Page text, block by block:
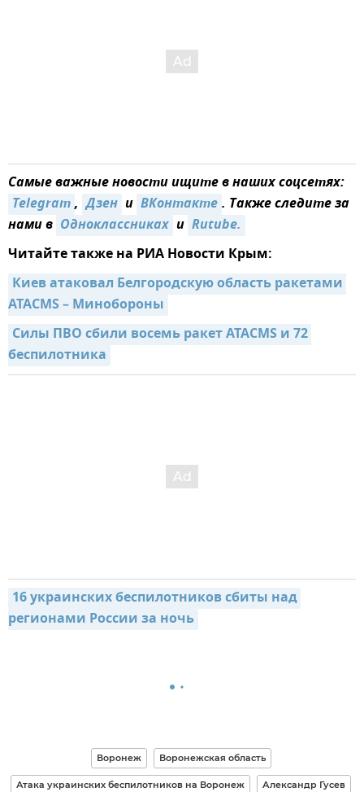
Самые важные новости ищите в наших соцсетях:
Telegram, Дзен и ВКонтакте. Также следите за
нами в Одноклассниках и Rutube.
Читайте также на РИА Новости Крым:
Киев атаковал Белгородскую область ракетами
ATACMS – Минобороны
Силы ПВО сбили восемь ракет ATACMS и 72
беспилотника
16 украинских беспилотников сбиты над
регионами России за ночь
Воронеж Воронежская область
Атака украинских беспилотников на Воронеж Александр Гусев